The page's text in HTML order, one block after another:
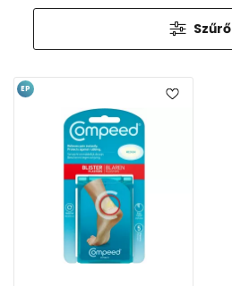
Szűrő
EP